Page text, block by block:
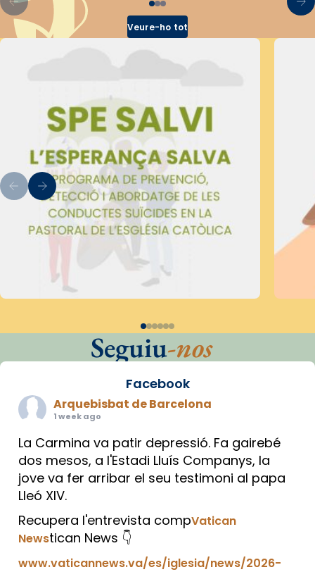
Veure-ho tot
Seguiu-nos
Facebook
Arquebisbat de Barcelona
1 week ago
La Carmina va patir depressió. Fa gairebé
dos mesos, a l'Estadi Lluís Companys, la
jove va fer arribar el seu testimoni al papa
Lleó XIV.
Recupera l'entrevista compVatican
Newstican News 👇
www.vaticannews.va/es/iglesia/news/2026-